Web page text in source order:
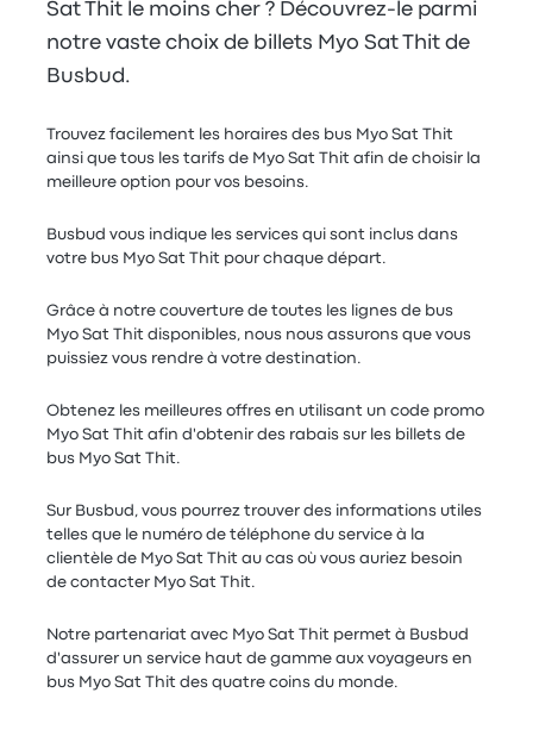
Sat Thit le moins cher ? Découvrez-le parmi
notre vaste choix de billets Myo Sat Thit de
Busbud.
Trouvez facilement les horaires des bus Myo Sat Thit
ainsi que tous les tarifs de Myo Sat Thit afin de choisir la
meilleure option pour vos besoins.
Busbud vous indique les services qui sont inclus dans
votre bus Myo Sat Thit pour chaque départ.
Grâce à notre couverture de toutes les lignes de bus
Myo Sat Thit disponibles, nous nous assurons que vous
puissiez vous rendre à votre destination.
Obtenez les meilleures offres en utilisant un code promo
Myo Sat Thit afin d'obtenir des rabais sur les billets de
bus Myo Sat Thit.
Sur Busbud, vous pourrez trouver des informations utiles
telles que le numéro de téléphone du service à la
clientèle de Myo Sat Thit au cas où vous auriez besoin
de contacter Myo Sat Thit.
Notre partenariat avec Myo Sat Thit permet à Busbud
d'assurer un service haut de gamme aux voyageurs en
bus Myo Sat Thit des quatre coins du monde.